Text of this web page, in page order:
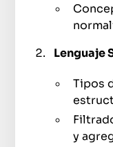
Lenguaje
Tipos
y